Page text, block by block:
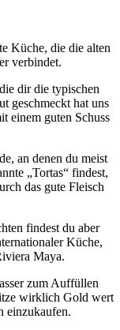
Küche, die die alten
verbindet.
dir die typischen
geschmeckt hat uns
einem guten Schuss
an denen du meist
„Tortas“ findest,
das gute Fleisch
findest du aber
Küche,
Maya.
zum Auffüllen
wirklich Gold wert
einzukaufen.